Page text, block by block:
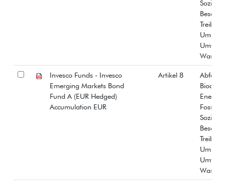
Umwelt
Wasser
Invesco Funds - Invesco
Emerging Markets Bond
Fund A (EUR Hedged)
Accumulation EUR
Artikel 8
Abfall
Fossiles
Umwelt
Wasser